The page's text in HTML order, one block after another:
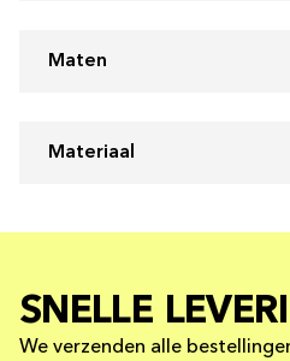
Maten
Materiaal
SNELLE
We verzenden alle